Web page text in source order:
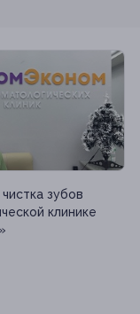
чистка зубов
клинике